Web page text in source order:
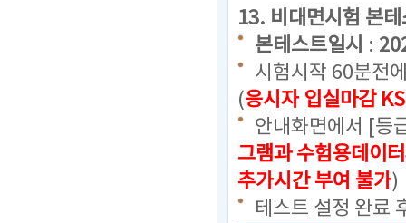
13. 비대면시험 본
본테스트일시 :
시험시작 60분전
(응시자 입실마감
안내화면에서 [등
그램과 수험용데이
추가시간 부여 불가)
테스트 설정 완료